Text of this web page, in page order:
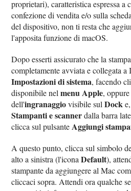
proprietari), caratteristica espressa a
confezione di vendita e/o sulla
del dispositivo, non ti resta che
l'apposita funzione di macOS.
Dopo esserti assicurato che la
completamente avviata e collegata a
Impostazioni di sistema, facendo
disponibile nelmenu Apple,
dell'ingranaggiovisibile sulDock
Stampanti e scannerdalla barra
clicca sul pulsante Aggiungi
A questo punto, clicca sul simbolo
alto a sinistra (l'iconaDefault),
stampante da aggiungere al Mac
cliccaci sopra. Attendi ora qualche